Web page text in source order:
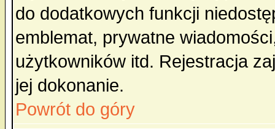
do dodatkowych funkcji
emblemat, prywatne
użytkowników itd. Rejestracja
jej dokonanie.
Powrót do góry